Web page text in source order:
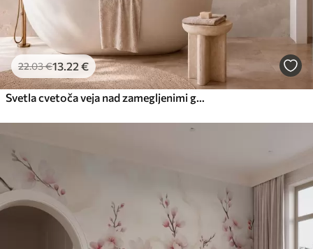
22.03€13 .22 €